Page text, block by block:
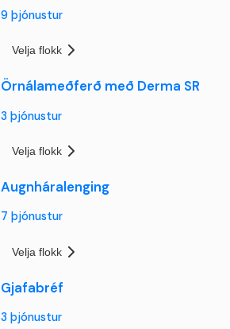
9 þjónustur
Velja flokk
Örnálameðferð með Derma SR
3 þjónustur
Velja flokk
Augnháralenging
7 þjónustur
Velja flokk
Gjafabréf
3 þjónustur